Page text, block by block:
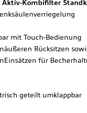
Kombifilter
mit Touch-Bedienung
Rücksitzen
für
geteilt umklappbar